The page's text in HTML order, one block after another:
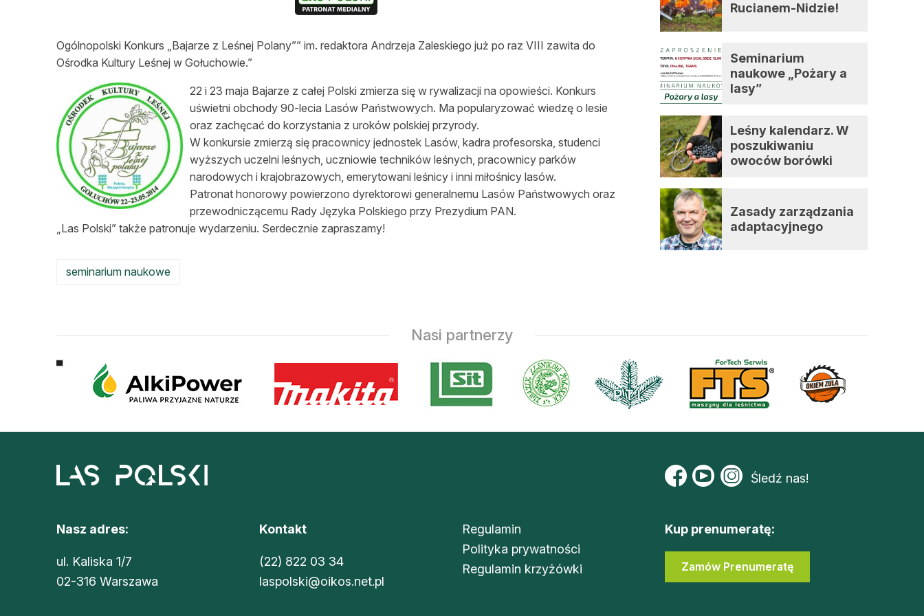
Lasy prywatne
Ogólnopolski Konkurs „Bajarze z Leśnej Polany”” im. redaktora Andrzeja Zaleskiego już po raz VIII zawita do
Ośrodka Kultury Leśnej w Gołuchowie.”
22 i 23 maja Bajarze z całej Polski zmierza się w rywalizacji na opowieści. Konkurs
uświetni obchody 90-lecia Lasów Państwowych. Ma popularyzować wiedzę o lesie
oraz zachęcać do korzystania z uroków polskiej przyrody.
W konkursie zmierzą się pracownicy jednostek Lasów, kadra profesorska, studenci
wyższych uczelni leśnych, uczniowie techników leśnych, pracownicy parków
narodowych i krajobrazowych, emerytowani leśnicy i inni miłośnicy lasów.
Patronat honorowy powierzono dyrektorowi generalnemu Lasów Państwowych oraz
przewodniczącemu Rady Języka Polskiego przy Prezydium PAN.
„Las Polski” także patronuje wydarzeniu. Serdecznie zapraszamy!
seminarium naukowe
Rucianem-Nidzie!
Seminarium
naukowe „Pożary a
lasy”
Leśny kalendarz. W
poszukiwaniu
owoców borówki
Zasady zarządzania
adaptacyjnego
Nasi partnerzy
Śledź nas!
Nasz adres:
ul. Kaliska 1/7
02-316 Warszawa
Kontakt
(22) 822 03 34
laspolski@oikos.net.pl
Regulamin
Polityka prywatności
Regulamin krzyżówki
Kup prenumeratę:
Zamów Prenumeratę